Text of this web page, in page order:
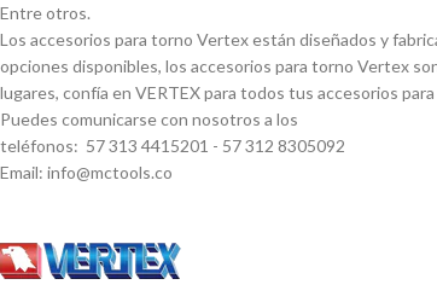
Entre otros.
Los accesorios para torno Vertex están diseñados y
opciones disponibles, los accesorios para torno Vertex
lugares, confí­a en VERTEX para todos tus accesorios
Puedes comunicarse con nosotros a los
teléfonos: 57 313 4415201 - 57 312 8305092
Email: info@mctools.co